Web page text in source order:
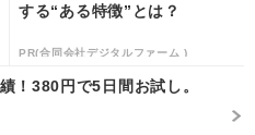
する“ある特徴”とは？
PR(合同会社デジタルファーム )
！380円で5日間お試し。